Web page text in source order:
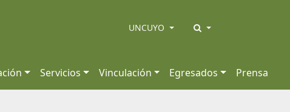
UNCUYO
Servicios Vinculación Egresados Prensa